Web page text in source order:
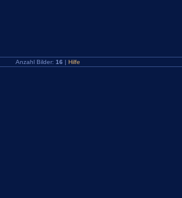
Anzahl Bilder: 16 | Hilfe